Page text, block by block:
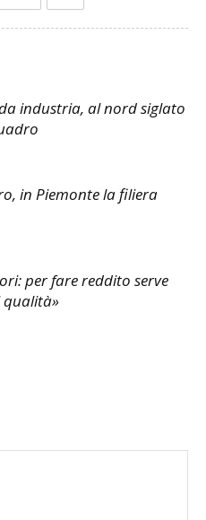
industria, al nord siglato
in Piemonte la filiera
per fare reddito serve